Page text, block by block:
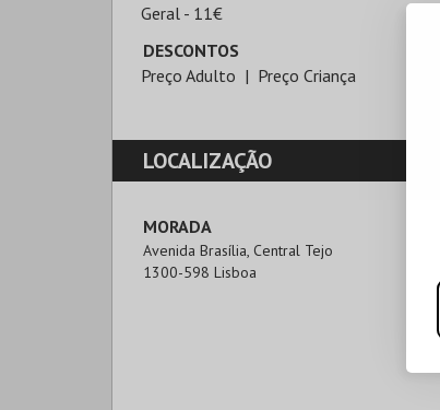
Geral - 11€
DESCONTOS
Preço Adulto
Preço Criança
LOCALIZAÇÃO
MORADA
Avenida Brasília, Central Tejo
1300-598 Lisboa